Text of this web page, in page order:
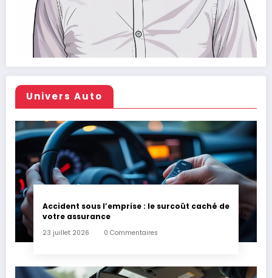
Univers Auto
Accident sous l’emprise : le surcoût caché de
votre assurance
23 juillet 2026 0 Commentaires